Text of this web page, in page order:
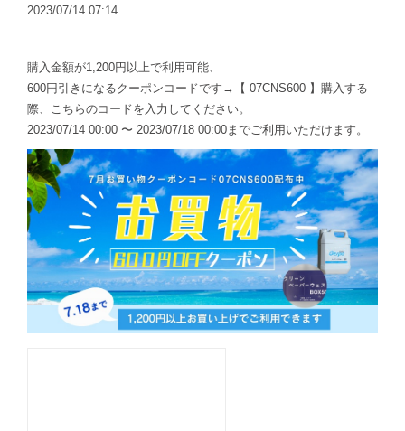
2023/07/14 07:14
購入金額が1,200円以上で利用可能、
600円引きになるクーポンコードです→【 07CNS600 】購入する
際、こちらのコードを入力してください。
2023/07/14 00:00 〜 2023/07/18 00:00までご利用いただけます。